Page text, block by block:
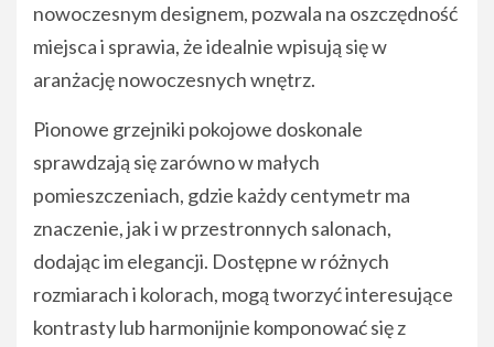
nowoczesnym designem, pozwala na oszczędność
miejsca i sprawia, że idealnie wpisują się w
aranżację nowoczesnych wnętrz.
Pionowe grzejniki pokojowe doskonale
sprawdzają się zarówno w małych
pomieszczeniach, gdzie każdy centymetr ma
znaczenie, jak i w przestronnych salonach,
dodając im elegancji. Dostępne w różnych
rozmiarach i kolorach, mogą tworzyć interesujące
kontrasty lub harmonijnie komponować się z